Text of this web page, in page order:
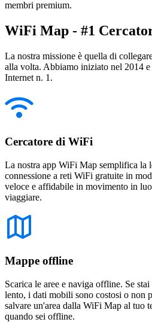
membri premium.
WiFi Map - #1
La nostra missione è quella di
alla volta. Abbiamo iniziato nel 2014
Internet n. 1.
Cercatore di WiFi
La nostra app WiFi Map semplifica la
connessione a reti WiFi gratuite in
veloce e affidabile in movimento in
viaggiare.
Mappe offline
Scarica le aree e naviga offline. Se
lento, i dati mobili sono costosi o non
salvare un'area dalla WiFi Map al tuo
quando sei offline.